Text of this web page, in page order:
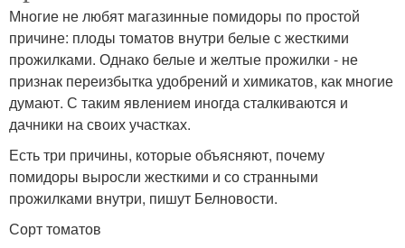
Многие не любят магазинные помидоры по простой
причине: плоды томатов внутри белые с жесткими
прожилками. Однако белые и желтые прожилки - не
признак переизбытка удобрений и химикатов, как многие
думают. С таким явлением иногда сталкиваются и
дачники на своих участках.
Есть три причины, которые объясняют, почему
помидоры выросли жесткими и со странными
прожилками внутри, пишут Белновости.
Сорт томатов